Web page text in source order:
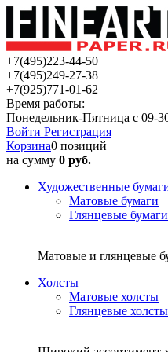
+7(495)223-44-50
+7(495)249-27-38
+7(925)771-01-62
Время работы:
Понедельник-Пятница с 09-
Войти Регистрация
Корзина0 позиций
на сумму 0 руб.
Художественные
Матовые бумаги
Глянцевые бумаги
Матовые и глянцевые
Холсты
Матовые холсты
Глянцевые холсты